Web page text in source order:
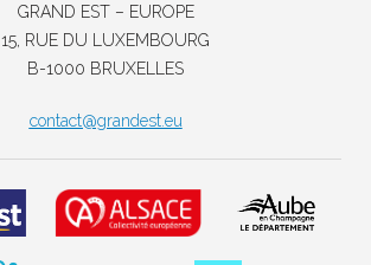
GRAND EST – EUROPE
15, RUE DU LUXEMBOURG
B-1000 BRUXELLES
contact@grandest.eu